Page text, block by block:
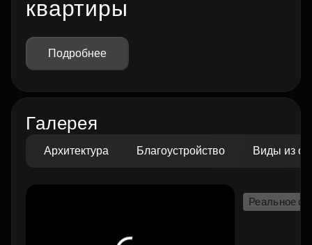
квартиры
Подробнее
Галерея
Архитектура Благоустройство Виды из
Реальное